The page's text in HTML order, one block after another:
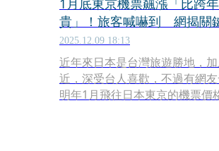
1月底東京機票飆漲「比跨
貴」！旅客喊嚇到 網揭關
2025.12.09 18:13
近年來日本是台灣旅遊勝地，
近，深受台人喜歡，不過有網友
明年1月飛往日本東京的機票價